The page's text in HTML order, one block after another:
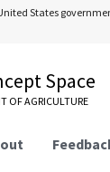
States
Space
OF AGRICULTURE